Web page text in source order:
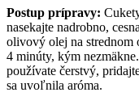
Postup prípravy:
nasekajte nadrobno,
olivový olej na strednom
4 minúty, kým
používate čerstvý,
sa uvoľnila aróma.